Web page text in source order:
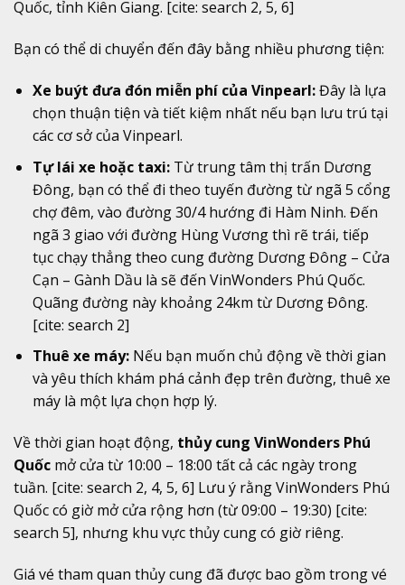
Quốc, tỉnh Kiên Giang. [cite: search 2, 5, 6]
Bạn có thể di chuyển đến đây bằng nhiều phương tiện:
Xe buýt đưa đón miễn phí của Vinpearl:Đây là lựa
chọn thuận tiện và tiết kiệm nhất nếu bạn lưu trú tại
các cơ sở của Vinpearl.
Tự lái xe hoặc taxi:Từ trung tâm thị trấn Dương
Đông, bạn có thể đi theo tuyến đường từ ngã 5 cổng
chợ đêm, vào đường 30/4 hướng đi Hàm Ninh. Đến
ngã 3 giao với đường Hùng Vương thì rẽ trái, tiếp
tục chạy thẳng theo cung đường Dương Đông – Cửa
Cạn – Gành Dầu là sẽ đến VinWonders Phú Quốc.
Quãng đường này khoảng 24km từ Dương Đông.
[cite: search 2]
Thuê xe máy:Nếu bạn muốn chủ động về thời gian
và yêu thích khám phá cảnh đẹp trên đường, thuê xe
máy là một lựa chọn hợp lý.
Về thời gian hoạt động, thủy cung VinWonders Phú
Quốc mở cửa từ 10:00 – 18:00 tất cả các ngày trong
tuần. [cite: search 2, 4, 5, 6] Lưu ý rằng VinWonders Phú
Quốc có giờ mở cửa rộng hơn (từ 09:00 – 19:30) [cite:
search 5], nhưng khu vực thủy cung có giờ riêng.
Giá vé tham quan thủy cung đã được bao gồm trong vé